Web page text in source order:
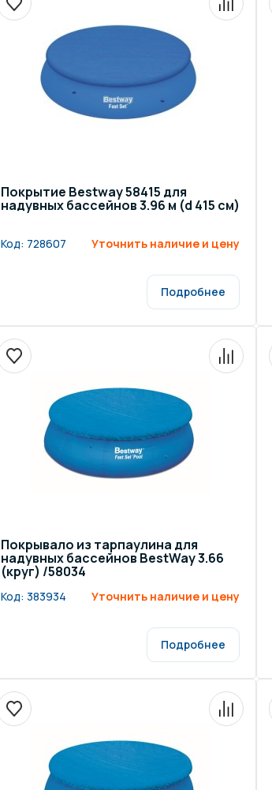
Освещение и подсветка для
Отделочные материалы
Покрытие Bestway 58415 для
надувных бассейнов 3.96 м (d 415 см)
Код: 728607 Уточнить наличие и цену
Подробнее
Покрывало из тарпаулина для
надувных бассейнов BestWay 3.66
(круг) /58034
Код: 383934 Уточнить наличие и цену
Подробнее